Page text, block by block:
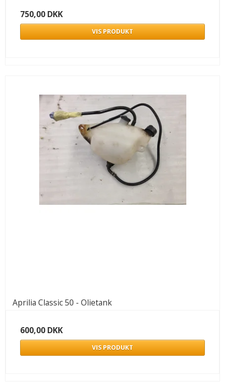
750,00 DKK
VIS PRODUKT
Aprilia Classic 50 - Olietank
600,00 DKK
VIS PRODUKT